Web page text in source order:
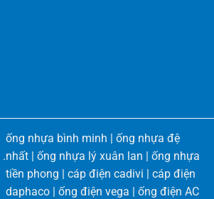
.
ống nhựa bình minh | ống nhựa đệ
nhất | ống nhựa lý xuân lan | ống nhựa
tiền phong | cáp điện cadivi | cáp điện
daphaco | ống điện vega | ống điện AC